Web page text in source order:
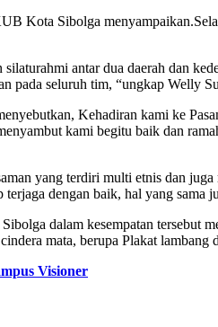
Kota Sibolga
antar dua daerah dan
pada seluruh tim, “ungkap Welly
Kehadiran kami ke
kami begitu baik dan
yang terdiri multi etnis dan
terjaga dengan baik, hal yang sama
dalam kesempatan tersebut
mata, berupa Plakat lambang
Visioner